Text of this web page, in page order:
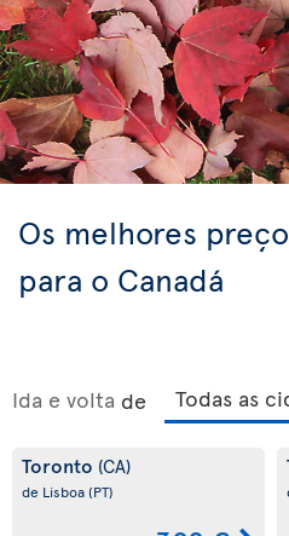
Os melhores
para o Canadá
Ida e volta de
Toronto (CA)
de Lisboa(PT)